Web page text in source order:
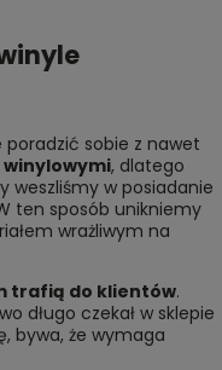
sobie z nawet
, dlatego
weszliśmy w posiadanie
ten sposób unikniemy
wrażliwym na
trafią do klientów.
długo czekał w sklepie
bywa, że wymaga